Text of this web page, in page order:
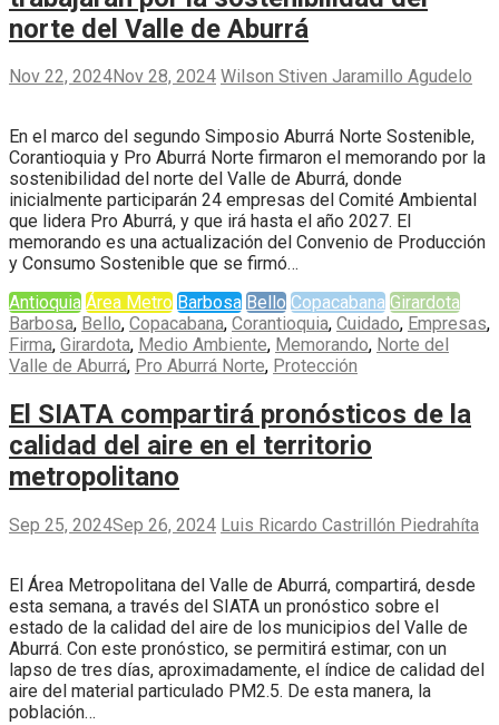
norte del Valle de Aburrá
Nov 22, 2024Nov 28, 2024 Wilson Stiven Jaramillo Agudelo
En el marco del segundo Simposio Aburrá Norte Sostenible,
Corantioquia y Pro Aburrá Norte firmaron el memorando por la
sostenibilidad del norte del Valle de Aburrá, donde
inicialmente participarán 24 empresas del Comité Ambiental
que lidera Pro Aburrá, y que irá hasta el año 2027. El
memorando es una actualización del Convenio de Producción
y Consumo Sostenible que se firmó…
Antioquia Área Metro Barbosa Bello Copacabana Girardota
Barbosa, Bello, Copacabana, Corantioquia, Cuidado, Empresas,
Firma, Girardota, Medio Ambiente, Memorando, Norte del
Valle de Aburrá, Pro Aburrá Norte, Protección
El SIATA compartirá pronósticos de la
calidad del aire en el territorio
metropolitano
Sep 25, 2024Sep 26, 2024 Luis Ricardo Castrillón Piedrahíta
El Área Metropolitana del Valle de Aburrá, compartirá, desde
esta semana, a través del SIATA un pronóstico sobre el
estado de la calidad del aire de los municipios del Valle de
Aburrá. Con este pronóstico, se permitirá estimar, con un
lapso de tres días, aproximadamente, el índice de calidad del
aire del material particulado PM2.5. De esta manera, la
población…